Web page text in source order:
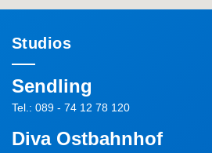
Studios
Sendling
Tel.: 089 - 74 12 78 120
Diva Ostbahnhof